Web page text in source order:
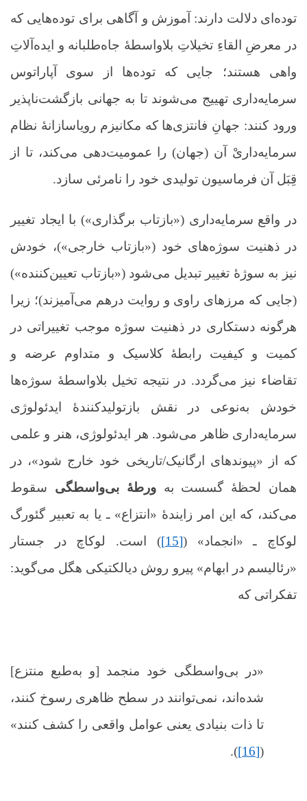
توده‌ای دلالت دارند: آموزش و آگاهی برای توده‌هایی که
در معرضِ القاءِ تخیلاتِ بلاواسطۀ جاه‌طلبانه و ایده‌آلاتِ
واهی هستند؛ جایی که توده‌ها از سوی آپاراتوس
سرمایه‌داری تهییج می‌شوند تا به جهانی بازگشت‌ناپذیر
ورود کنند: جهانِ فانتزی‌ها که مکانیزم رویاسازانۀ نظام
سرمایه‌داریْ آن (جهان) را عمومیت‌دهی می‌کند، تا از
قِبَل آن فرماسیون تولیدی خود را نامرئی سازد.
در واقع سرمایه‌داری («بازتاب برگذاری») با ایجاد تغییر
در ذهنیت سوژه‌های خود («بازتاب خارجی»)، خودش
نیز به سوژۀ تغییر تبدیل می‌شود («بازتاب تعیین‌کننده»)
(جایی که مرزهای راوی و روایت درهم می‌آمیزند)؛ زیرا
هرگونه دستکاری ‌در ذهنیت سوژه موجب تغییراتی در
کمیت و کیفیت رابطۀ کلاسیک و متداوم عرضه و
تقاضاء نیز می‌گردد. در نتیجه تخیل بلاواسطۀ سوژه‌ها
خودش به‌نوعی در نقش بازتولیدکنندۀ ایدئولوژی
سرمایه‌داری ظاهر می‌شود. هر ایدئولوژی، هنر و علمی
که از «پیوندهای ارگانیک/تاریخی خود خارج شود»، در
همان لحظۀ گسست بهورطۀ بی‌واسطگی سقوط
می‌کند، که این امر زایندۀ «انتزاع» ـ یا به تعبیر گئورگ
لوکاچ ـ «انجماد» ([15]
) است. لوکاچ در جستار
«رئالیسم در ابهام» پیرو روش دیالکتیکی هگل می‌گوید:
تفکراتی که
«در بی‌واسطگی خود منجمد [و به‌طبع منتزع]
شده‌اند، نمی‌توانند در سطح ظاهری رسوخ کنند،
تا ذات بنیادی یعنی عوامل واقعی را کشف کنند»
(
[16]
).